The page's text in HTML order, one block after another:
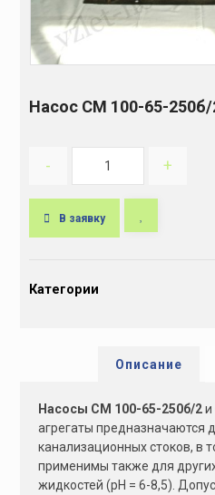
Насос СМ 100-65-250б/
- +
В заявку
tКатегории
Описание
Насосы СМ 100-65-250б/2и
агрегаты предназначаются
канализационных стоков, в
применимы также для
жидкостей (рН = 6-8,5).